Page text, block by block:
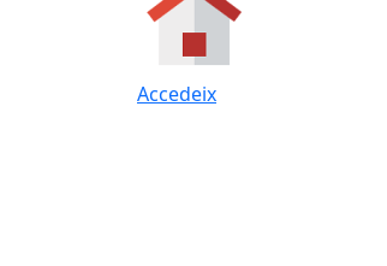
Accedeix